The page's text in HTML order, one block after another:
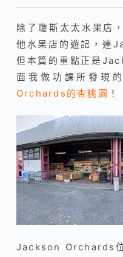
除了瓊斯太太水果店
他水果店的遊記，連
但本篇的重點正是
面我做功課所發現
Orchards的杏桃園 ！
Jackson Orchards